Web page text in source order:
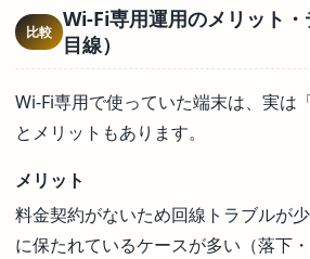
比較 Wi-Fi専用運用のメリット
目線）
Wi-Fi専用で使っていた端末は、実は
とメリットもあります。
メリット
料金契約がないため回線トラブルが
に保たれているケースが多い（落下